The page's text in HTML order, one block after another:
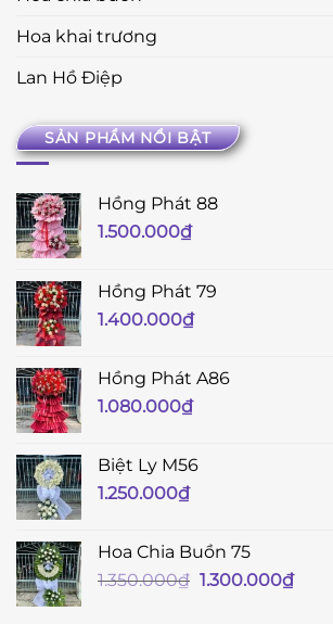
Hoa khai trương
Lan Hồ Điệp
SẢN PHẨM NỔI BẬT
Hồng Phát 88
1.500.000₫
Hồng Phát 79
1.400.000₫
Hồng Phát A86
1.080.000₫
Biệt Ly M56
1.250.000₫
Hoa Chia Buồn 75
1.350.000₫ Giá
1.300.000₫Giá